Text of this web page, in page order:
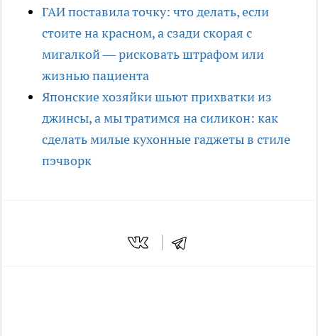
ГАИ поставила точку: что делать, если
стоите на красном, а сзади скорая с
мигалкой — рисковать штрафом или
жизнью пациента
Японские хозяйки шьют прихватки из
джинсы, а мы тратимся на силикон: как
сделать милые кухонные гаджеты в стиле
пэчворк